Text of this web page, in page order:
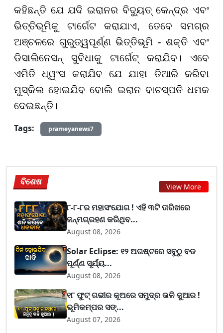
କହିଛନ୍ତି ଯେ ଯଦି ଇରାନର ବିଦ୍ୟୁତ୍ କେନ୍ଦ୍ର ଏବଂ
ଭିତ୍ତିଭୂମିକୁ ଟାର୍ଗେଟ କରାଯାଏ, ତେବେ ସମଗ୍ର
ଅଞ୍ଚଳରେ ଗୁରୁତ୍ୱପୂର୍ଣ୍ଣ ଭିତ୍ତିଭୂମି - ଶକ୍ତି ଏବଂ
ଡିସାଲିନେସନ୍ ସୁବିଧାକୁ ଟାର୍ଗେଟ୍ କରାଯିବ। ଏବେ
ଏମିତି ଧ୍ୱଂସ କରାଯିବ ଯେ ଯାହା ତିଆରି କରିବା
ମୁସ୍କିଲ ହୋଇଯିବ ବୋଲି ଇରାନ ବାଚସ୍ପତି ଧମକ
ଦେଇଛନ୍ତି।
Tags: prameyanews7
ବିଶେଷ View More
୮-୮-୮ର ମହାସଂଯୋଗ ! ଏହି ୩ଟି ତାରିଖରେ
ଜନ୍ମଗ୍ରହଣ କରିଥିବ...
August 08, 2026
Solar Eclipse: ୧୨ ଅଗଷ୍ଟରେ ସବୁଠୁ ବଡ
ପୂର୍ଣ୍ଣ ସୂର୍ଯ୍ୟ...
August 08, 2026
୧୮ ଫୁଟ୍ ଗଭୀର କୂଅରେ ସମୁଦ୍ର ଭଳି ଜୁଆର !
ଭୂମିକମ୍ପର ସଙ୍...
August 07, 2026